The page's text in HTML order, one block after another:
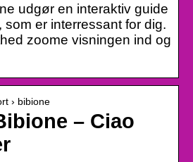
udgør en interaktiv guide
som er interressant for dig.
zoome visningen ind og
› bibione
– Ciao